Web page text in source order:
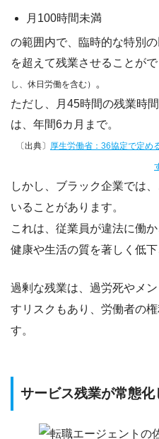
月100時間未満
の範囲内で、臨時的な特別
を超えて残業させることがで
し、休日労働を含む） 。
ただし、月45時間の残業時
は、年間6カ月まで。
〔出典〕 厚生労働省：36協定で定め
しかし、ブラック企業では、
いる ことがあります。
これは、従業員が違法に働
健康や生活の質を著しく低
過剰な残業は、過労死やメ
すリスクもあり、労働者の
す。
サービス残業が常態化